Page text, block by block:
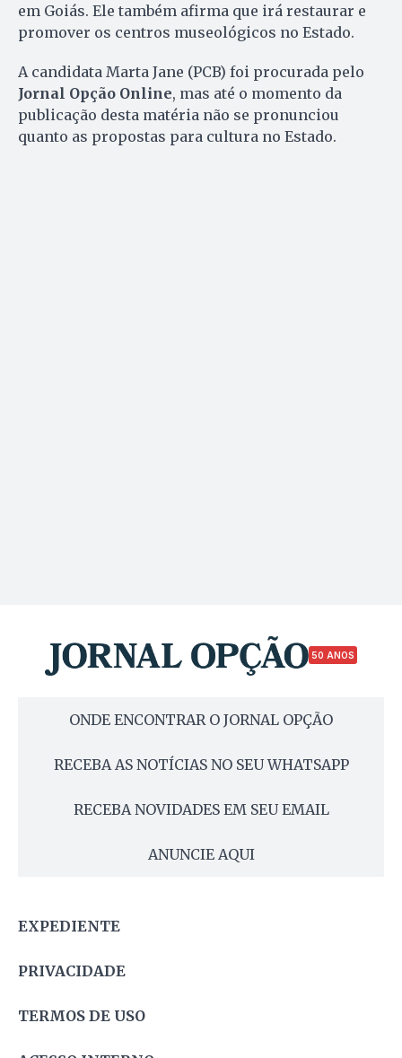
em Goiás. Ele também afirma que irá restaurar e
promover os centros museológicos no Estado.
A candidata Marta Jane (PCB) foi procurada pelo
Jornal Opção Online, mas até o momento da
publicação desta matéria não se pronunciou
quanto as propostas para cultura no Estado.
50 ANOS
ONDE ENCONTRAR O JORNAL OPÇÃO
RECEBA AS NOTÍCIAS NO SEU WHATSAPP
RECEBA NOVIDADES EM SEU EMAIL
ANUNCIE AQUI
EXPEDIENTE
PRIVACIDADE
TERMOS DE USO